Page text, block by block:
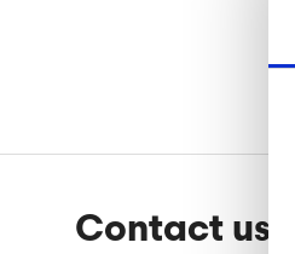
Footer
Contact us